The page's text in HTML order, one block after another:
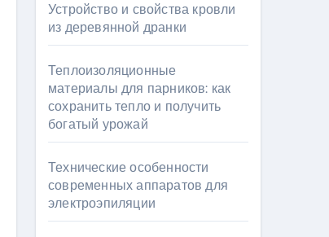
Устройство и свойства кровли
из деревянной дранки
Теплоизоляционные
материалы для парников: как
сохранить тепло и получить
богатый урожай
Технические особенности
современных аппаратов для
электроэпиляции